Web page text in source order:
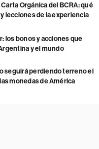
Orgánica del BCRA: qué
lecciones de la experiencia
los bonos y acciones que
y el mundo
seguirá perdiendo terreno el
monedas de América